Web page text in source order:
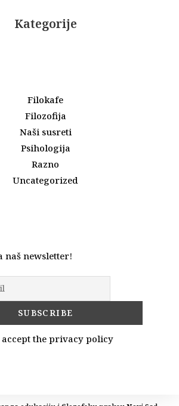
Kategorije
Filokafe
Filozofija
Naši susreti
Psihologija
Razno
Uncategorized
naš newsletter!
the privacy policy